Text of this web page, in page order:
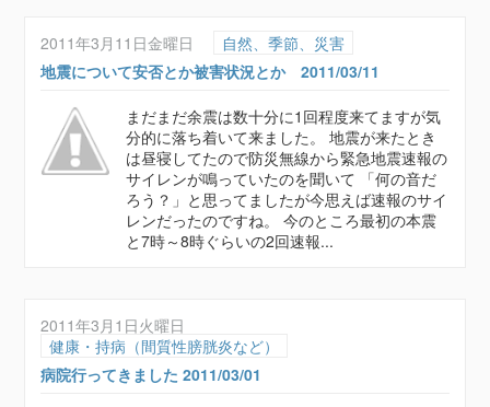
2011年3月11日金曜日
自然、季節、災害
地震について安否とか被害状況とか 2011/03/11
まだまだ余震は数十分に1回程度来てますが気
分的に落ち着いて来ました。 地震が来たとき
は昼寝してたので防災無線から緊急地震速報の
サイレンが鳴っていたのを聞いて 「何の音だ
ろう？」と思ってましたが今思えば速報のサイ
レンだったのですね。 今のところ最初の本震
と7時～8時ぐらいの2回速報...
2011年3月1日火曜日
健康・持病（間質性膀胱炎など）
病院行ってきました 2011/03/01